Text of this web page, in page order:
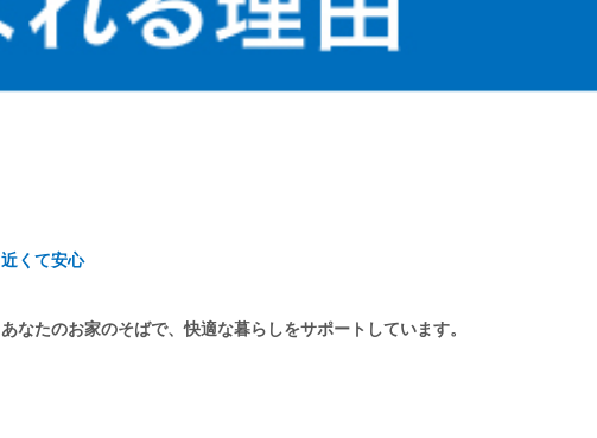
近くて安心
あなたのお家のそばで、快適な暮らしをサポートしています。